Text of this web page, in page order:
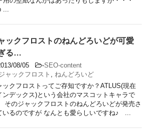
ックフロストのねんどろいどが可愛
る…
08/05 -SEO-content
ャックフロスト
ねんどろいど
ックフロストってご存知ですか？ATLUS(現在
ンデックス)という会社のマスコットキャラで
そのジャックフロストのねんどろいどが発売さ
いるのですが なんとも愛らしいですね♪ ...